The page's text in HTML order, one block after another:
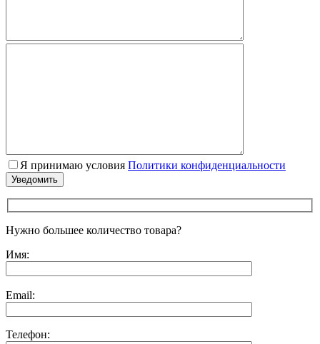
Я принимаю условия Политики конфиденциальности
Нужно большее количество товара?
Имя:
Email:
Телефон: